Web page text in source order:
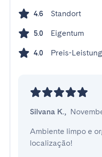
4.6 Standort
5.0 Eigentum
4.0 Preis-
Silvana K.,
Ambiente limpo e
localização!